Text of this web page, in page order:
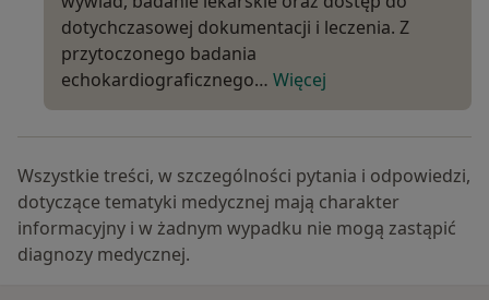
dotychczasowej dokumentacji i leczenia. Z
przytoczonego badania
echokardiograficznego… Więcej
Wszystkie treści, w szczególności pytania i odpowiedzi,
dotyczące tematyki medycznej mają charakter
informacyjny i w żadnym wypadku nie mogą zastąpić
diagnozy medycznej.